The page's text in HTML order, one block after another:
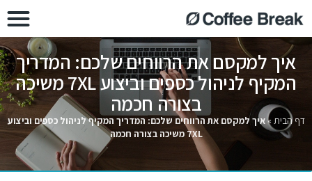
איך למקסם את הרווחים שלכם: המדריך
המקיף לניהול כספים וביצוע 7XL משיכה
בצורה חכמה
דף הבית»איך למקסם את הרווחים שלכם: המדריך המקיף לניהול כספים וביצוע
7XL משיכה בצורה חכמה